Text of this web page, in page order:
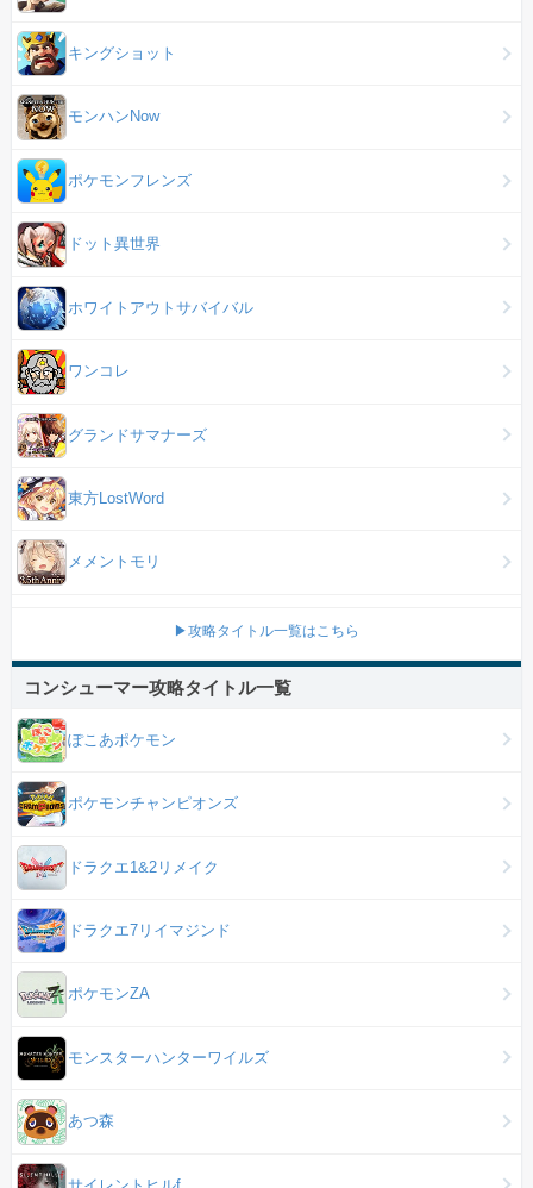
キングショット
モンハンNow
ポケモンフレンズ
ドット異世界
ホワイトアウトサバイバル
ワンコレ
グランドサマナーズ
東方LostWord
メメントモリ
▶攻略タイトル一覧はこちら
コンシューマー攻略タイトル一覧
ぽこあポケモン
ポケモンチャンピオンズ
ドラクエ1&2リメイク
ドラクエ7リイマジンド
ポケモンZA
モンスターハンターワイルズ
あつ森
サイレントヒルf